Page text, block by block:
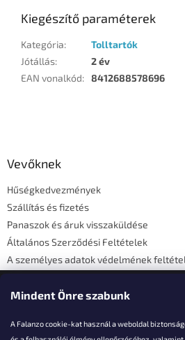
Mindent Önre szabunk
A Falanzo cookie-kat használ a weboldal
Kiegészítő paraméterek
Kategória:
Tolltartók
Jótállás:
2 év
EAN vonalkód: 8412688578696
Vevőknek
Hűségkedvezmények
Szállítás és fizetés
Panaszok és áruk visszaküldése
Általános Szerződési Feltételek
A személyes adatok védelmének
Elérhetőségi adatok